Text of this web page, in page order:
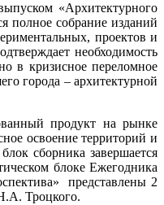
«Архитектурного
полное собрание изданий
проектов и
необходимость
в кризисное переломное
города – архитектурной
продукт на рынке
освоение территорий и
сборника завершается
блоке Ежегодника
представлены 2
Троцкого.